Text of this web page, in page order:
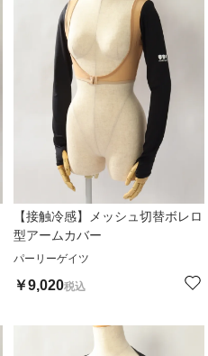
【接触冷感】メッシュ切替ボレロ
型アームカバー
パーリーゲイツ
￥9,020税込